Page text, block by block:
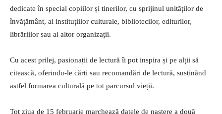
dedicate în special copiilor și tinerilor, cu sprijinul unităților de
învățământ, al instituțiilor culturale, bibliotecilor, editurilor,
librăriilor sau al altor organizații.
Cu acest prilej, pasionații de lectură îi pot inspira și pe alții să
citească, oferindu-le cărți sau recomandări de lectură, susținând
astfel formarea culturală pe tot parcursul vieții.
Tot ziua de 15 februarie marchează datele de naștere a două